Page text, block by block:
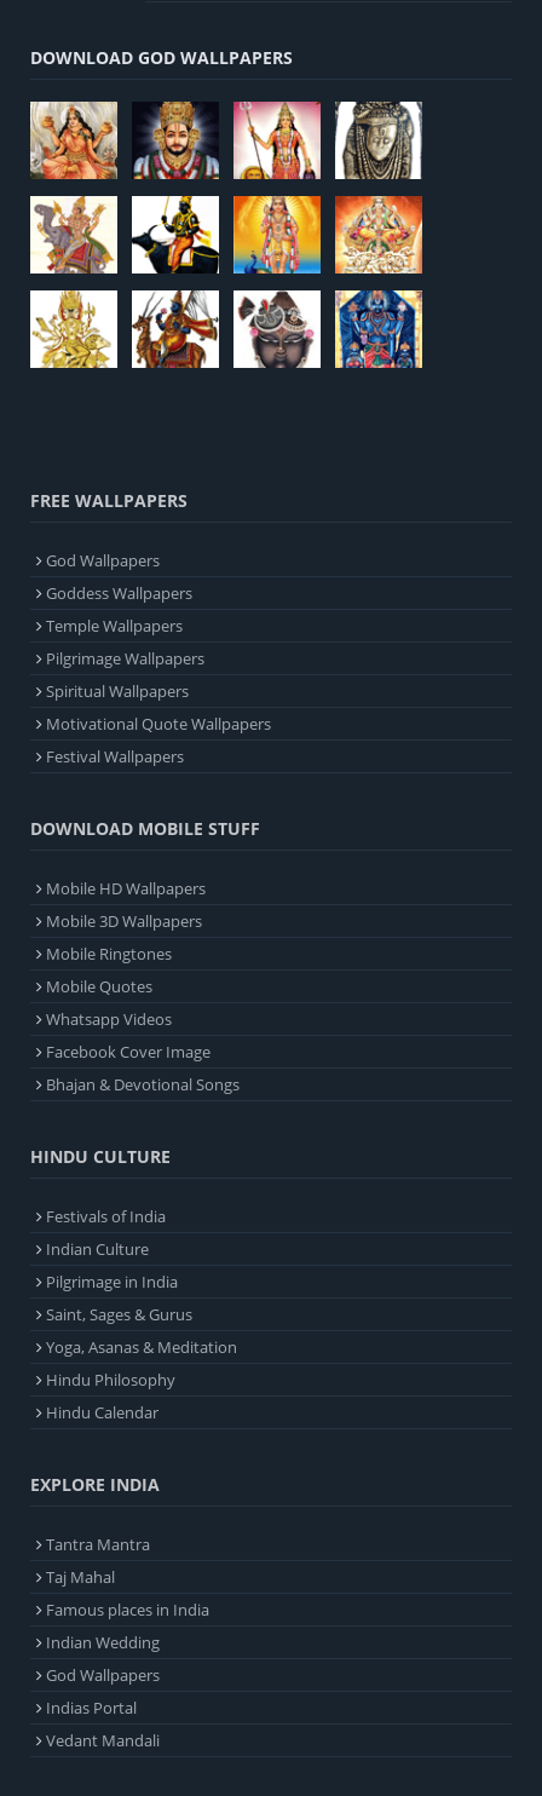
DOWNLOAD GOD WALLPAPERS
FREE WALLPAPERS
God Wallpapers
Goddess Wallpapers
Temple Wallpapers
Pilgrimage Wallpapers
Spiritual Wallpapers
Motivational Quote Wallpapers
Festival Wallpapers
DOWNLOAD MOBILE STUFF
Mobile HD Wallpapers
Mobile 3D Wallpapers
Mobile Ringtones
Mobile Quotes
Whatsapp Videos
Facebook Cover Image
Bhajan & Devotional Songs
HINDU CULTURE
Festivals of India
Indian Culture
Pilgrimage in India
Saint, Sages & Gurus
Yoga, Asanas & Meditation
Hindu Philosophy
Hindu Calendar
EXPLORE INDIA
Tantra Mantra
Taj Mahal
Famous places in India
Indian Wedding
God Wallpapers
Indias Portal
Vedant Mandali